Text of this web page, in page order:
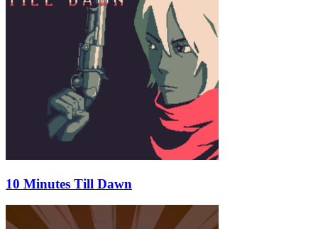
10 Minutes Till Dawn